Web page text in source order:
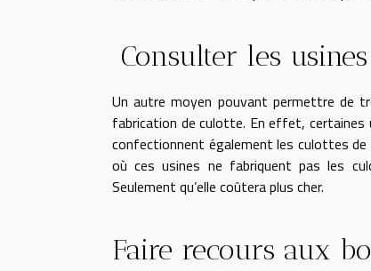
Consulter les
Un autre moyen pouvant permettre de
fabrication de culotte. En effet, certaines
confectionnent également les culottes de
où ces usines ne fabriquent pas les
Seulement qu’elle coûtera plus cher.
Faire recours aux